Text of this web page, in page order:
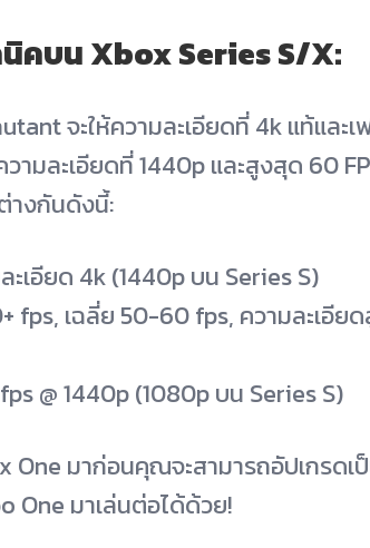
นิคบน Xbox Series S/X:
จะให้ความละเอียดที่ 4k แท้และ
ามละเอียดที่ 1440p และสูงสุด 60
างกันดังนี้:
ะเอียด 4k (1440p บน Series S)
fps, เฉลี่ย 50-60 fps, ความละเอีย
@ 1440p (1080p บน Series S)
มาก่อนคุณจะสามารถอัปเกรดเ
One มาเล่นต่อได้ด้วย!